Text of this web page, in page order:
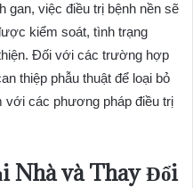
gan, việc điều trị bệnh nền sẽ
kiểm soát, tình trạng
Đối với các trường hợp
thiệp phẫu thuật để loại bỏ
với các phương pháp điều trị
Nhà và Thay Đổi